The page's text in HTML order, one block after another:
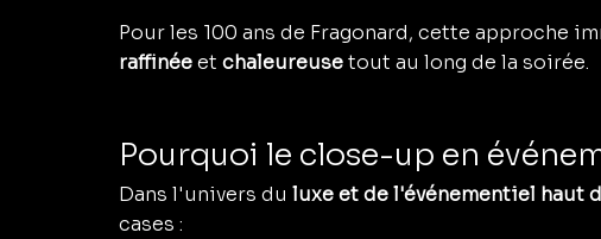
Pour les 100 ans de Fragonard, cette approche
raffinée et chaleureuse tout au long de la soirée.
Pourquoi le close-up en
Dans l'univers du luxe et de l'événementiel haut
cases :